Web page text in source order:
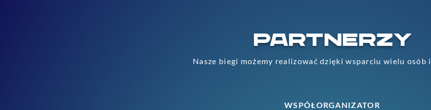
PARTNERZY
Nasze biegi możemy realizować dzięki wsparciu wielu
WSPÓŁORGANIZATOR